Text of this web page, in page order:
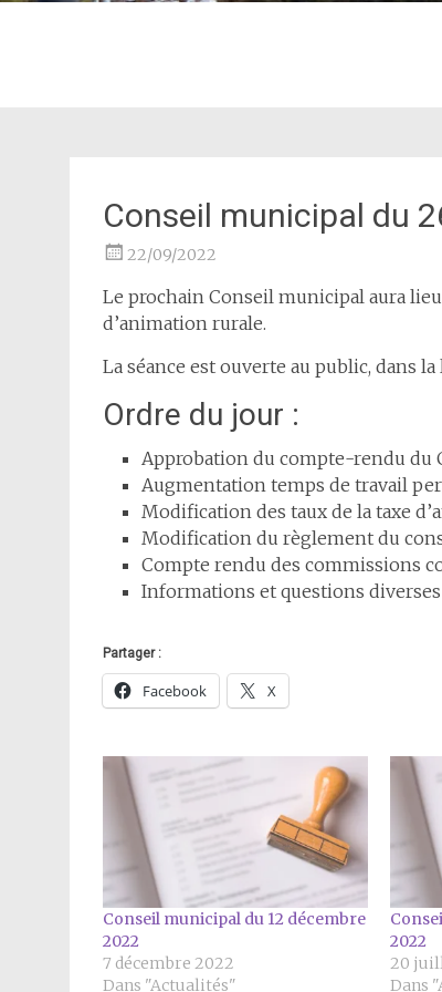
Conseil municipal du
22/09/2022
Le prochain Conseil municipal aura
d’animation rurale.
La séance est ouverte au public, dans
Ordre du jour :
Approbation du compte-rendu du
Augmentation temps de travail
Modification des taux de la taxe
Modification du règlement du
Compte rendu des commissions
Informations et questions diverses
Partager :
Facebook X
Conseil municipal du 12 décembre
2022
7 décembre 2022
Dans "Actualités"
2022
20
Dans